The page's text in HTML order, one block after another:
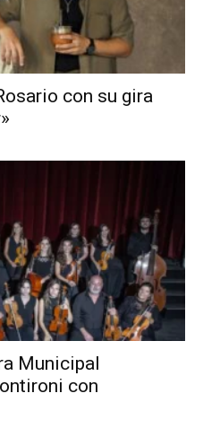
con su gira
Municipal
con